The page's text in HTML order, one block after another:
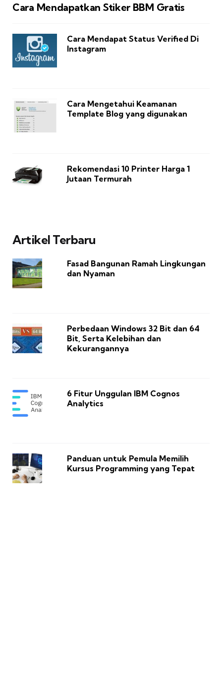
Cara Mendapatkan Stiker BBM Gratis
Cara Mendapat Status Verified Di
Instagram
Cara Mengetahui Keamanan
Template Blog yang digunakan
Rekomendasi 10 Printer Harga 1
Jutaan Termurah
Artikel Terbaru
Fasad Bangunan Ramah Lingkungan
dan Nyaman
Perbedaan Windows 32 Bit dan 64
Bit, Serta Kelebihan dan
Kekurangannya
6 Fitur Unggulan IBM Cognos
Analytics
Panduan untuk Pemula Memilih
Kursus Programming yang Tepat